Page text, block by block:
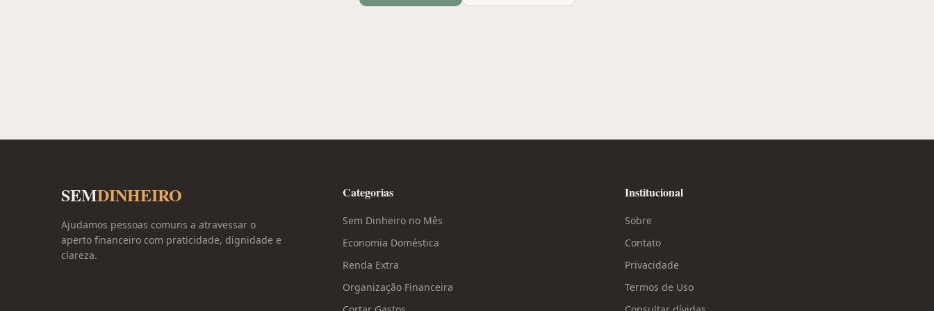
SEMDINHEIRO
Ajudamos pessoas comuns a atravessar o
aperto financeiro com praticidade, dignidade e
clareza.
Categorias
Sem Dinheiro no Mês
Economia Doméstica
Renda Extra
Organização Financeira
Institucional
Sobre
Contato
Privacidade
Termos de Uso